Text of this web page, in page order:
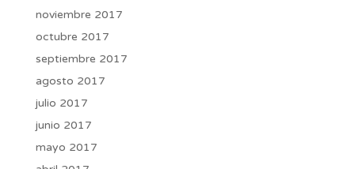
noviembre 2017
octubre 2017
septiembre 2017
agosto 2017
julio 2017
junio 2017
mayo 2017